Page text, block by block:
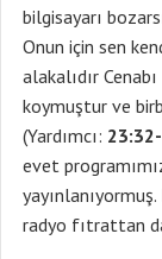
bilgisayarı
Onun için sen
alakalıdır
koymuştur ve
(Yardımcı:
evet
radyo fıtrattan